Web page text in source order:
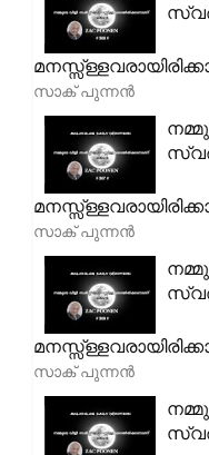
സാക് പുന്നൻ
സാക് പുന്നൻ
സാക് പുന്നൻ